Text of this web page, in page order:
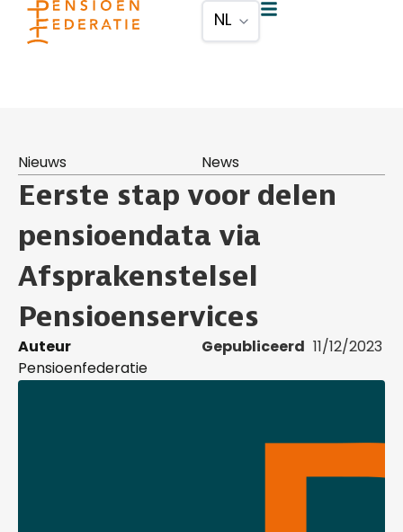
Nieuws News
Eerste stap voor delen
pensioendata via
Afsprakenstelsel
Pensioenservices
Auteur
Pensioenfederatie
Gepubliceerd 11/12/2023